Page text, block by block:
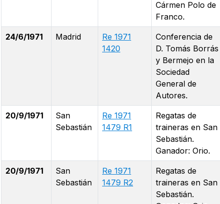
Cármen Polo de
Franco.
24/6/1971 Madrid
Re 1971
1420
Conferencia de
D. Tomás Borrás
y Bermejo en la
Sociedad
General de
Autores.
20/9/1971
San
Sebastián
Re 1971
1479 R1
Regatas de
traineras en San
Sebastián.
Ganador: Orio.
20/9/1971
San
Sebastián
Re 1971
1479 R2
Regatas de
traineras en San
Sebastián.